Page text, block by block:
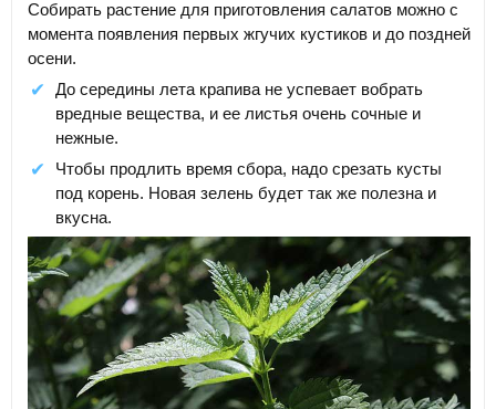
Собирать растение для приготовления салатов можно с
момента появления первых жгучих кустиков и до поздней
осени.
До середины лета крапива не успевает вобрать
вредные вещества, и ее листья очень сочные и
нежные.
Чтобы продлить время сбора, надо срезать кусты
под корень. Новая зелень будет так же полезна и
вкусна.